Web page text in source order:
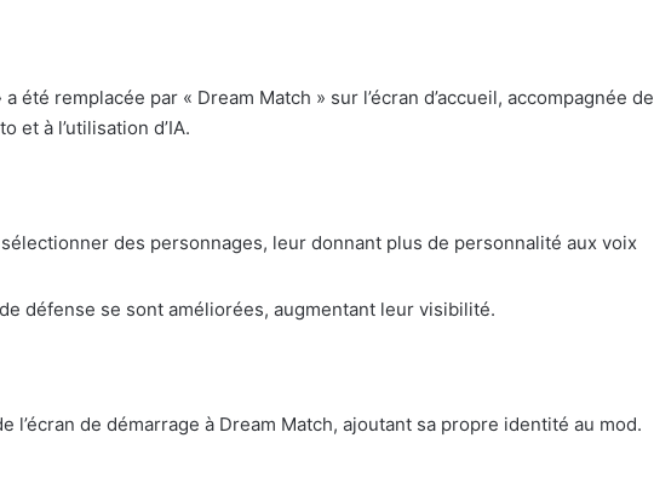
été remplacée par « Dream Match » sur l’écran d’accueil, accompagnée de
et à l’utilisation d’IA.
sélectionner des personnages, leur donnant plus de personnalité aux voix
défense se sont améliorées, augmentant leur visibilité.
l’écran de démarrage à Dream Match, ajoutant sa propre identité au mod.